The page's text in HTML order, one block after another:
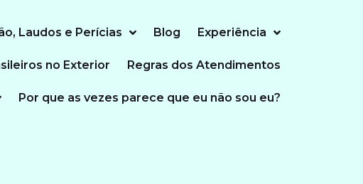
Laudos e Perícias Blog Experiência
no Exterior Regras dos Atendimentos
Por que as vezes parece que eu não sou eu?